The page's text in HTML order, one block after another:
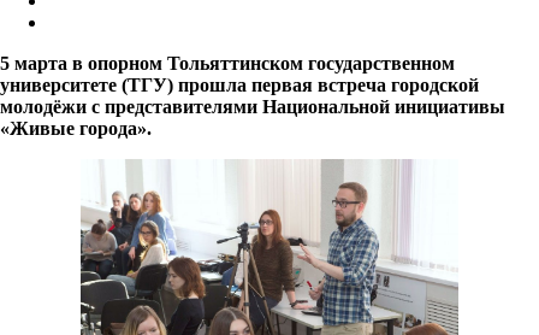
5 марта в опорном Тольяттинском государственном
университете (ТГУ) прошла первая встреча городской
молодёжи с представителями Национальной инициативы
«Живые города».